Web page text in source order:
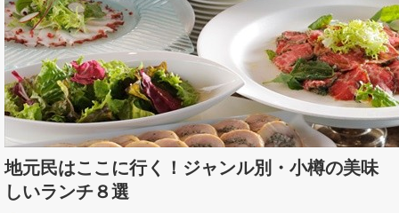
地元民はここに行く！ジャンル別・小樽の美味
しいランチ８選